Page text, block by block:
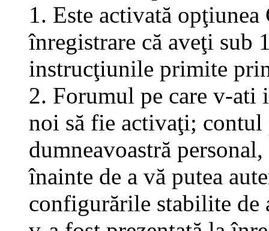
1. Este activată
înregistrare că aveţi sub
instrucţiunile primite
2. Forumul pe care v-
noi să fie activaţi;
dumneavoastră
înainte de a vă putea
configurările stabilite de